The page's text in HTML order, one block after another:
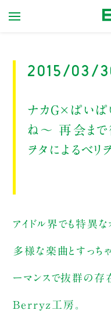
2015/03/
ナカG×ぱいぱ
ね〜 再会まで
ヲタによるベリ
アイドル界でも特異
多様な楽曲とすっち
ーマンスで抜群の存
Berryz工房。